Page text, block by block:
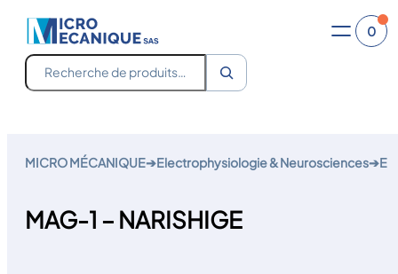
contenu
0
Recherche
MICRO MÉCANIQUE➔Electrophysiologie & Neurosciences➔
MAG-1 – NARISHIGE